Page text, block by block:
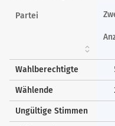
Partei
Wahlberechtigte
Wählende
Ungültige Stimmen